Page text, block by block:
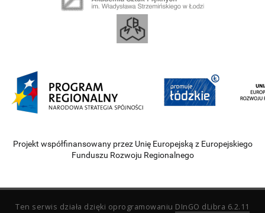
Projekt współfinansowany przez Unię Europejską z Europejskiego
Funduszu Rozwoju Regionalnego
Ten serwis działa dzięki oprogramowaniu DInGO dLibra 6.2.11